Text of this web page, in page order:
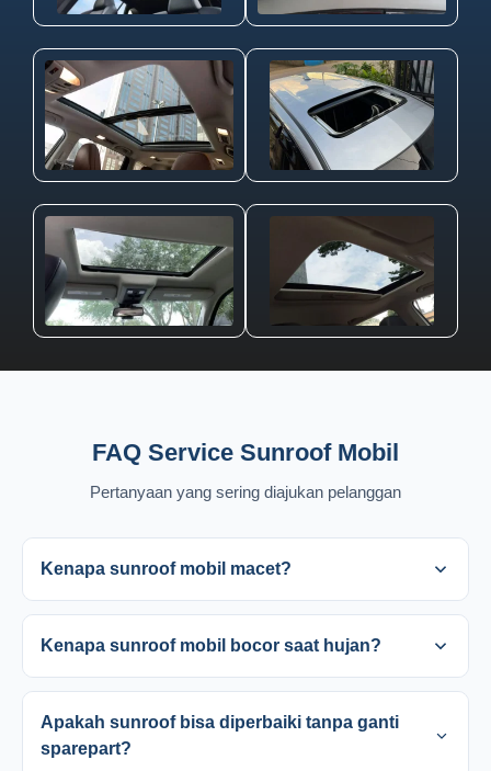
FAQ Service Sunroof Mobil
Pertanyaan yang sering diajukan pelanggan
Kenapa sunroof mobil macet?
Kenapa sunroof mobil bocor saat hujan?
Apakah sunroof bisa diperbaiki tanpa ganti
sparepart?